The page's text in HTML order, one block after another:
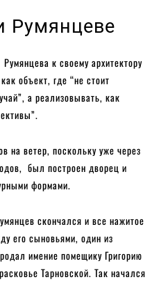
Румянцеве
к своему архитектору
объект, где “не стоит
а реализовывать, как
на ветер, поскольку уже через
был построен дворец и
формами.
скончался и все нажитое
его сыновьями, один из
имение помещику Григорию
Тарновской. Так начался